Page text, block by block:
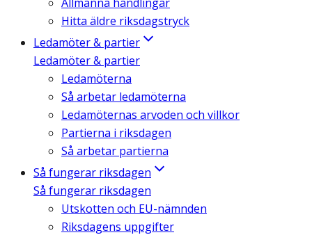
Hitta äldre riksdagstryck
Ledamöter & partier
Ledamöter & partier
Ledamöterna
Så arbetar ledamöterna
Ledamöternas arvoden och villkor
Partierna i riksdagen
Så arbetar partierna
Så fungerar riksdagen
Så fungerar riksdagen
Utskotten och EU-nämnden
Riksdagens uppgifter